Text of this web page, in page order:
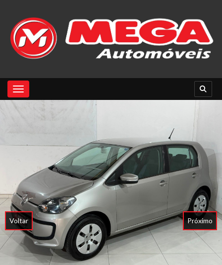
Toggle navigation
Voltar Próximo